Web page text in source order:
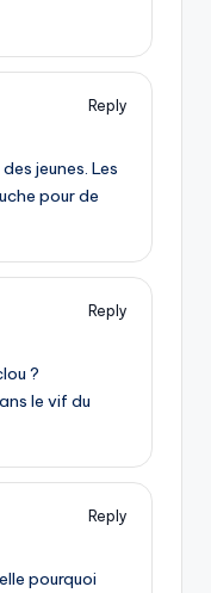
Reply
jeunes. Les
pour de
Reply
?
le vif du
Reply
pourquoi